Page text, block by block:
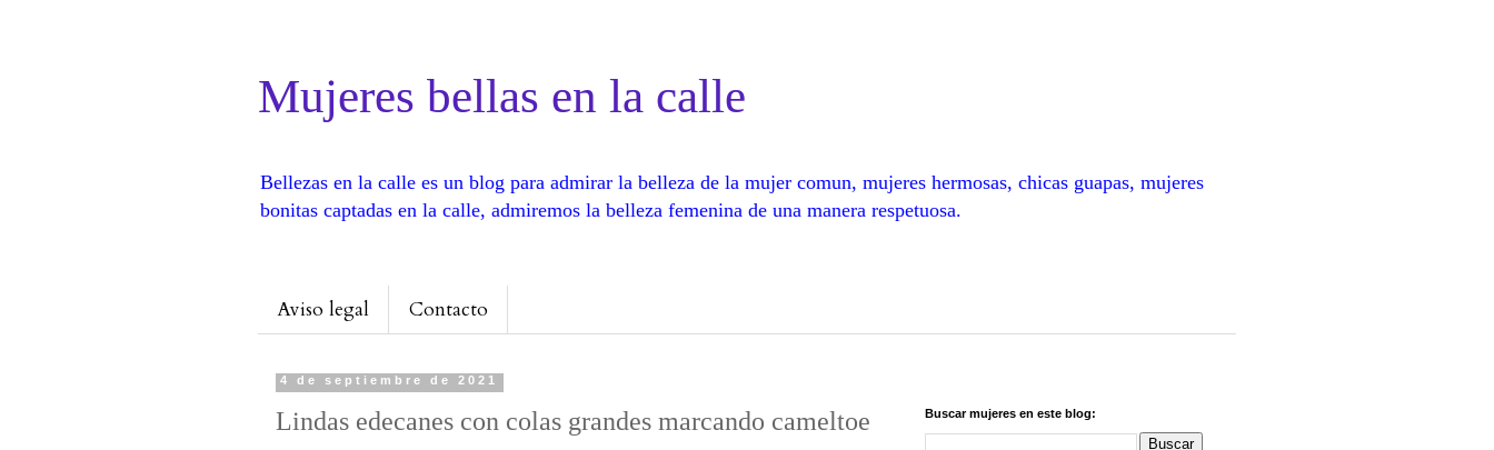
Mujeres bellas en la calle
Bellezas en la calle es un blog para admirar la belleza de la mujer comun, mujeres hermosas, chicas guapas, mujeres
bonitas captadas en la calle, admiremos la belleza femenina de una manera respetuosa.
Aviso legal Contacto
4 de septiembre de 2021
Lindas edecanes con colas grandes marcando cameltoe Buscar mujeres en este blog: